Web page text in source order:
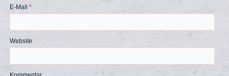
E-Mail*
Website